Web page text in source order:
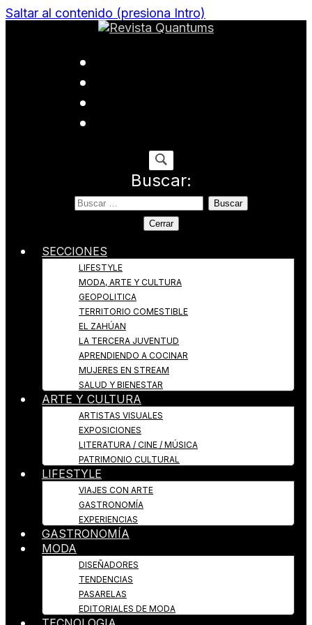
Saltar al contenido (presiona Intro)
Revista Quantums
Buscar:
Cerrar
SECCIONES
LIFESTYLE
MODA, ARTE Y CULTURA
GEOPOLITICA
TERRITORIO COMESTIBLE
EL ZAHÚAN
LA TERCERA JUVENTUD
APRENDIENDO A COCINAR
MUJERES EN STREAM
SALUD Y BIENESTAR
ARTE Y CULTURA
ARTISTAS VISUALES
EXPOSICIONES
LITERATURA / CINE / MÚSICA
PATRIMONIO CULTURAL
LIFESTYLE
VIAJES CON ARTE
GASTRONOMÍA
EXPERIENCIAS
GASTRONOMÍA
MODA
DISEÑADORES
TENDENCIAS
PASARELAS
EDITORIALES DE MODA